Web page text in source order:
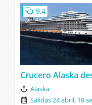
9,4
Crucero Alaska
Alaska
Salidas 24 abril, 18